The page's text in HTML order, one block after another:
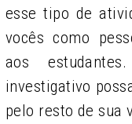
esse tipo de
vocês como
aos
investigativo
pelo resto de sua